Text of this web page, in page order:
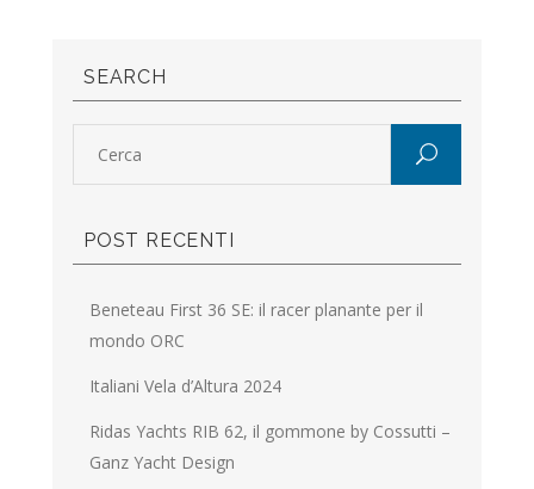
SEARCH
POST RECENTI
Beneteau First 36 SE: il racer planante per il
mondo ORC
Italiani Vela d’Altura 2024
Ridas Yachts RIB 62, il gommone by Cossutti –
Ganz Yacht Design